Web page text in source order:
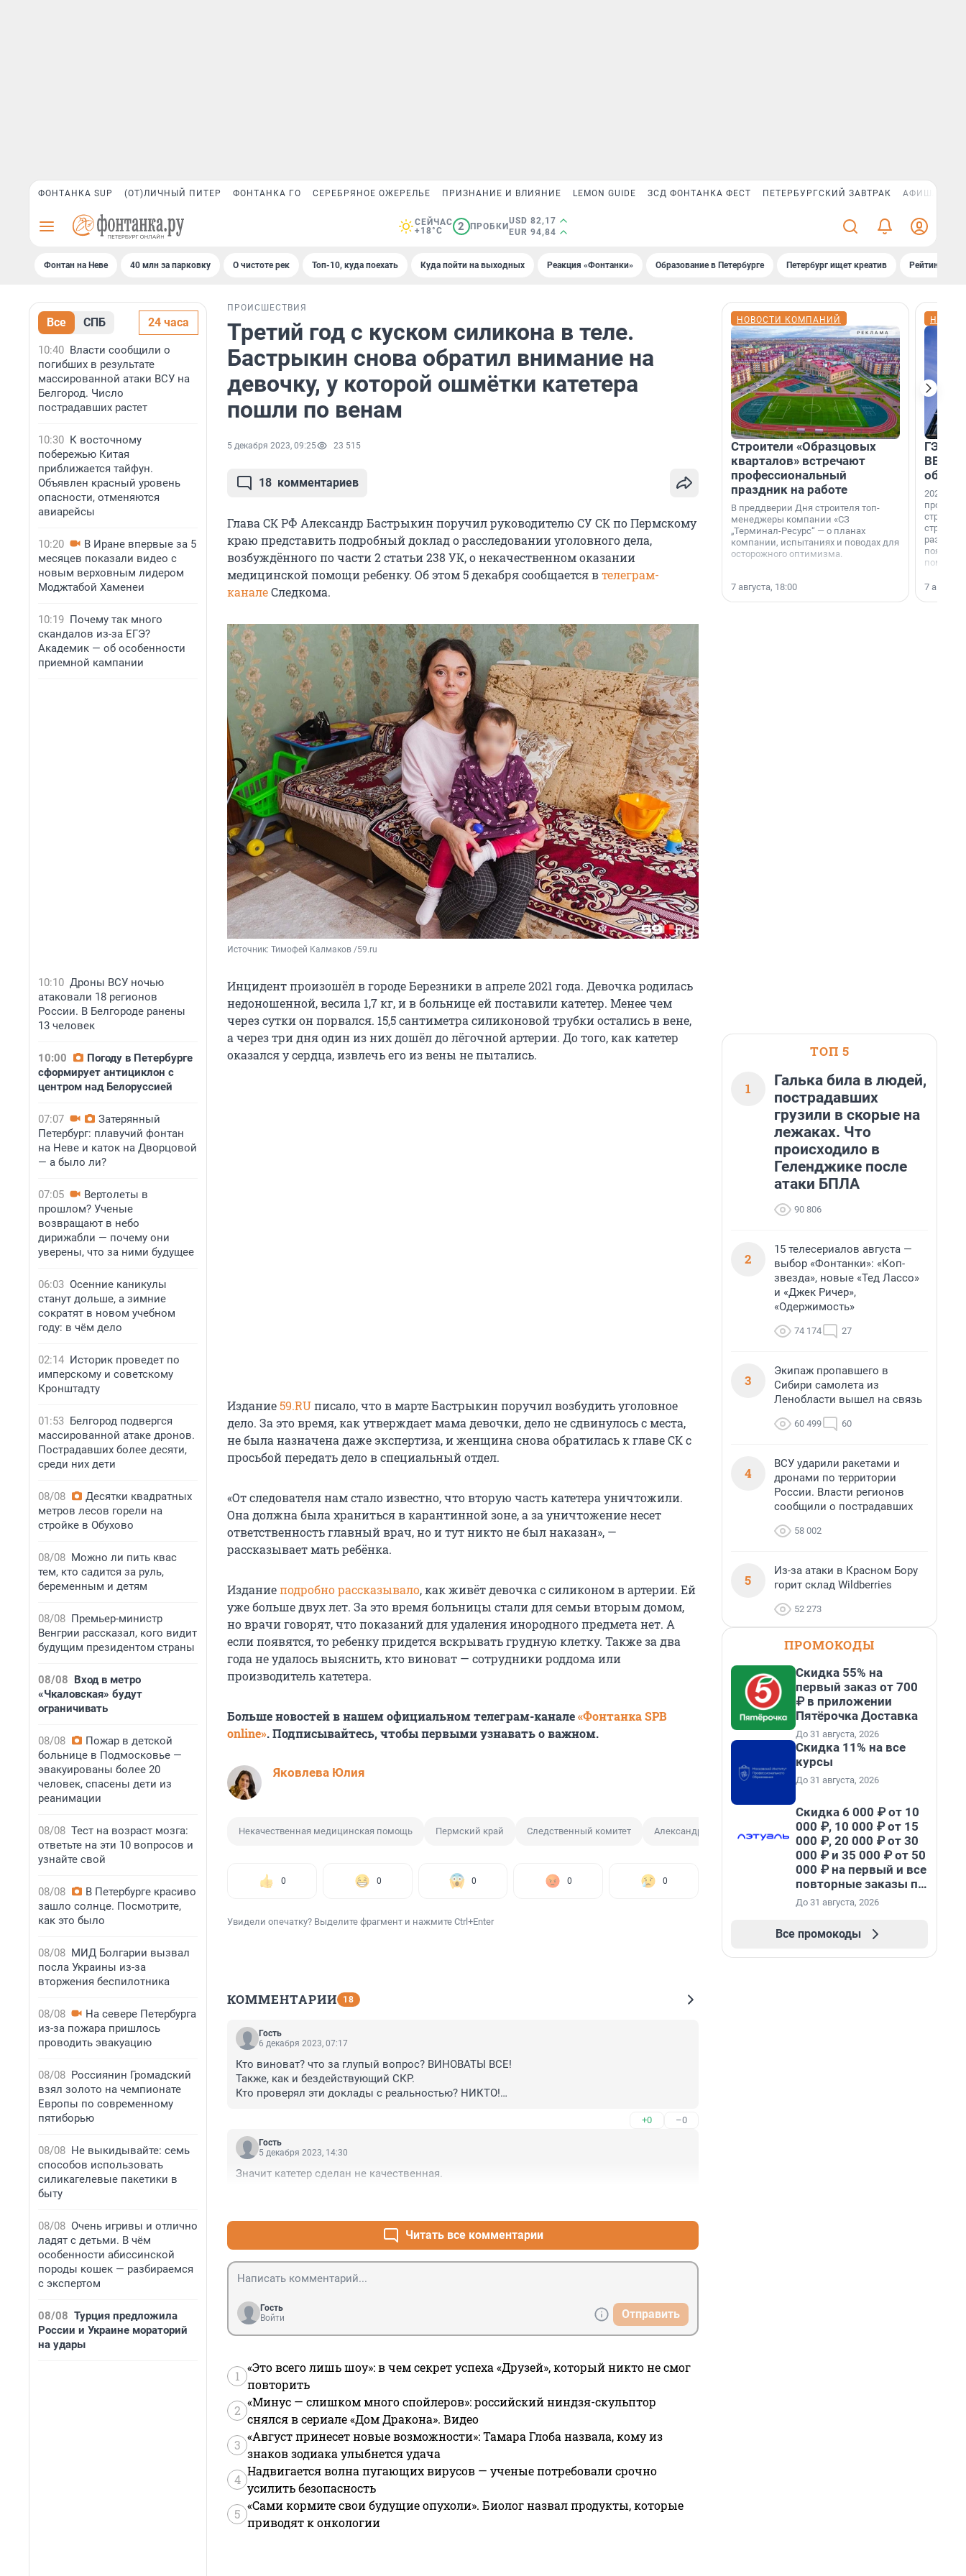
ФОНТАНКА SUP (ОТ)ЛИЧНЫЙ ПИТЕР ФОНТАНКА ГО СЕРЕБРЯНОЕ ОЖЕРЕЛЬЕ ПРИЗНАНИЕ И ВЛИЯНИЕ LEMON GUIDE ЗСД ФОНТАНКА ФЕСТ ПЕТЕРБУРГСКИЙ ЗАВТРАК АФИША PLUS
СЕЙЧАС
+18°C
2 ПРОБКИ
USD 82,17
EUR 94,84
Фонтан на Неве 40 млн за парковку О чистоте рек Топ-10, куда поехать Куда пойти на выходных Реакция «Фонтанки» Образование в Петербурге Петербург ищет креатив Рейтинги
Все СПБ 24 часа
10:40 Власти сообщили о
погибших в результате
массированной атаки ВСУ на
Белгород. Число
пострадавших растет
10:30 К восточному
побережью Китая
приближается тайфун.
Объявлен красный уровень
опасности, отменяются
авиарейсы
10:20
В Иране впервые за 5
месяцев показали видео с
новым верховным лидером
Моджтабой Хаменеи
10:19 Почему так много
скандалов из-за ЕГЭ?
Академик — об особенности
приемной кампании
10:10 Дроны ВСУ ночью
атаковали 18 регионов
России. В Белгороде ранены
13 человек
10:00
Погоду в Петербурге
сформирует антициклон с
центром над Белоруссией
07:07
Затерянный
Петербург: плавучий фонтан
на Неве и каток на Дворцовой
— а было ли?
07:05
Вертолеты в
прошлом? Ученые
возвращают в небо
дирижабли — почему они
уверены, что за ними будущее
06:03 Осенние каникулы
станут дольше, а зимние
сократят в новом учебном
году: в чём дело
02:14 Историк проведет по
имперскому и советскому
Кронштадту
01:53 Белгород подвергся
массированной атаке дронов.
Пострадавших более десяти,
среди них дети
08/08
Десятки квадратных
метров лесов горели на
стройке в Обухово
08/08 Можно ли пить квас
тем, кто садится за руль,
беременным и детям
08/08 Премьер-министр
Венгрии рассказал, кого видит
будущим президентом страны
08/08 Вход в метро
«Чкаловская» будут
ограничивать
08/08
Пожар в детской
больнице в Подмосковье —
эвакуированы более 20
человек, спасены дети из
реанимации
08/08 Тест на возраст мозга:
ответьте на эти 10 вопросов и
узнайте свой
08/08
В Петербурге красиво
зашло солнце. Посмотрите,
как это было
08/08 МИД Болгарии вызвал
посла Украины из-за
вторжения беспилотника
08/08
На севере Петербурга
из-за пожара пришлось
проводить эвакуацию
08/08 Россиянин Громадский
взял золото на чемпионате
Европы по современному
пятиборью
08/08 Не выкидывайте: семь
способов использовать
силикагелевые пакетики в
быту
08/08 Очень игривы и отлично
ладят с детьми. В чём
особенности абиссинской
породы кошек — разбираемся
с экспертом
08/08 Турция предложила
России и Украине мораторий
на удары
ПРОИСШЕСТВИЯ
Третий год с куском силикона в теле.
Бастрыкин снова обратил внимание на
девочку, у которой ошмётки катетера
пошли по венам
5 декабря 2023, 09:25 23 515
18 комментариев
Глава СК РФ Александр Бастрыкин поручил руководителю СУ СК по Пермскому
краю представить подробный доклад о расследовании уголовного дела,
возбуждённого по части 2 статьи 238 УК, о некачественном оказании
медицинской помощи ребенку. Об этом 5 декабря сообщается втелеграм-
каналеСледкома.
Источник: Тимофей Калмаков /59.ru
Инцидент произошёл в городе Березники в апреле 2021 года. Девочка родилась
недоношенной, весила 1,7 кг, и в больнице ей поставили катетер. Менее чем
через сутки он порвался. 15,5 сантиметра силиконовой трубки остались в вене,
а через три дня один из них дошёл до лёгочной артерии. До того, как катетер
оказался у сердца, извлечь его из вены не пытались.
Издание59.RUписало, что в марте Бастрыкин поручил возбудить уголовное
дело. За это время, как утверждает мама девочки, дело не сдвинулось с места,
не была назначена даже экспертиза, и женщина снова обратилась к главе СК с
просьбой передать дело в специальный отдел.
«От следователя нам стало известно, что вторую часть катетера уничтожили.
Она должна была храниться в карантинной зоне, а за уничтожение несет
ответственность главный врач, но и тут никто не был наказан», —
рассказывает мать ребёнка.
Изданиеподробно рассказывало, как живёт девочка с силиконом в артерии. Ей
уже больше двух лет. За это время больницы стали для семьи вторым домом,
но врачи говорят, что показаний для удаления инородного предмета нет. А
если появятся, то ребенку придется вскрывать грудную клетку. Также за два
года не удалось выяснить, кто виноват — сотрудники роддома или
производитель катетера.
Больше новостей в нашем официальном телеграм-канале«Фонтанка SPB
online». Подписывайтесь, чтобы первыми узнавать о важном.
Яковлева Юлия
Некачественная медицинская помощь Пермский край Следственный комитет Александр Бастрыкин Ребенок СК РФ
0 0 0 0 0
Увидели опечатку? Выделите фрагмент и нажмите Ctrl+Enter
КОММЕНТАРИИ 18
Гость
6 декабря 2023, 07:17
Кто виноват? что за глупый вопрос? ВИНОВАТЫ ВСЕ!
Также, как и бездействующий СКР.
Кто проверял эти доклады с реальностью? НИКТО!
фронтовика, НЕЗАКОННО ОСТАВШАЯСЯ НА УЛИЦЕ 4й год, без своего ЕДИНСТВ жилья
(кража..) и без своих денег (мошенничество группой лиц...).
ГДЕ возбуждения дел?
работая живя в тяжелых ПОЛЕВЫХ условиях.?
+0 –0
Гость
5 декабря 2023, 14:30
Значит катетер сделан не качественная.
Читать все комментарии
Гость
Войти
Отправить
1
«Это всего лишь шоу»: в чем секрет успеха «Друзей», который никто не смог
повторить
2
«Минус — слишком много спойлеров»: российский ниндзя-скульптор
снялся в сериале «Дом Дракона». Видео
3
«Август принесет новые возможности»: Тамара Глоба назвала, кому из
знаков зодиака улыбнется удача
4
Надвигается волна пугающих вирусов — ученые потребовали срочно
усилить безопасность
5
«Сами кормите свои будущие опухоли». Биолог назвал продукты, которые
приводят к онкологии
НОВОСТИ КОМПАНИЙ
Строители «Образцовых
кварталов» встречают
профессиональный
праздник на работе
В преддверии Дня строителя топ-
менеджеры компании «СЗ
„Терминал-Ресурс“ — о планах
компании, испытаниях и поводах для
осторожного оптимизма.
7 августа, 18:00
ГЭС,
ВВП: в
об
2026-й —
раз. В
7
ТОП 5
1
Галька била в людей,
пострадавших
грузили в скорые на
лежаках. Что
происходило в
Геленджике после
атаки БПЛА
90 806
2
15 телесериалов августа —
выбор «Фонтанки»: «Коп-
звезда», новые «Тед Лассо»
и «Джек Ричер»,
«Одержимость»
74 174 27
3
Экипаж пропавшего в
Сибири самолета из
Ленобласти вышел на связь
60 499 60
4
ВСУ ударили ракетами и
дронами по территории
России. Власти регионов
сообщили о пострадавших
58 002
5
Из-за атаки в Красном Бору
горит склад Wildberries
52 273
ПРОМОКОДЫ
Скидка 55% на
первый заказ от 700
₽ в приложении
Пятёрочка Доставка
До 31 августа, 2026
Скидка 11% на все
курсы
До 31 августа, 2026
Скидка 6 000 ₽ от 10
000 ₽, 10 000 ₽ от 15
000 ₽, 20 000 ₽ от 30
000 ₽ и 35 000 ₽ от 50
000 ₽ на первый и все
повторные заказы по
промокоду НАБЕРИ
До 31 августа, 2026
Все промокоды